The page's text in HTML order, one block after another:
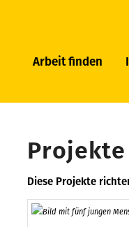
Arbeit finden
Diese Projekte